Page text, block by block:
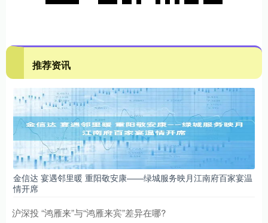
推荐资讯
金信达 宴遇邻里暖 重阳敬安康——绿城服务映月江南府百家宴温
情开席
沪深投 “鸿雁来”与“鸿雁来宾”差异在哪?